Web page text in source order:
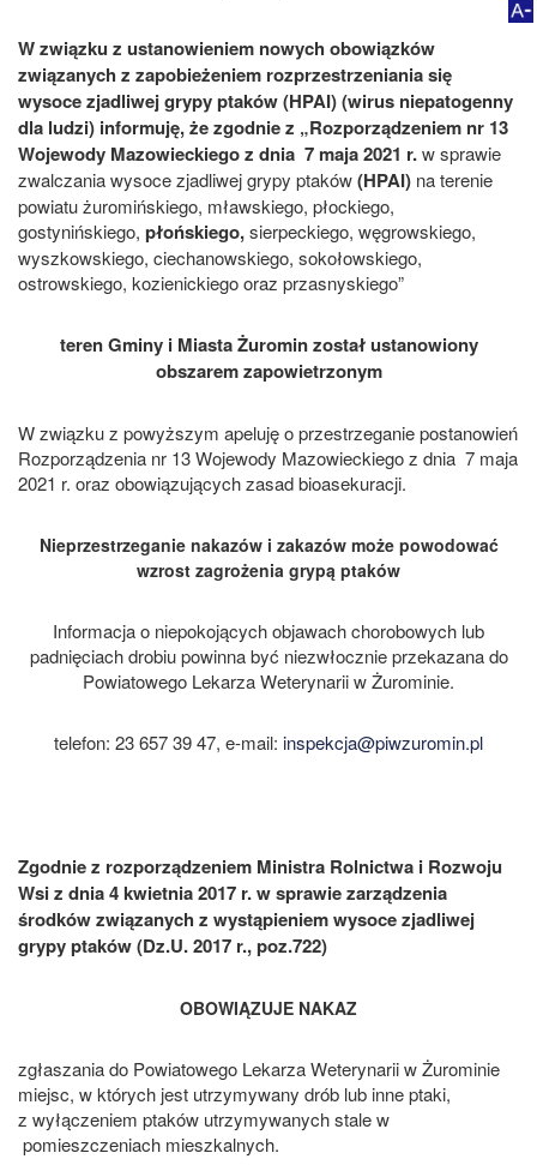
W związku z ustanowieniem nowych obowiązków
związanych z zapobieżeniem rozprzestrzeniania się
wysoce zjadliwej grypy ptaków (HPAI) (wirus niepatogenny
dla ludzi) informuję, że zgodnie z „Rozporządzeniem nr 13
Wojewody Mazowieckiego z dnia 7 maja 2021 r.w sprawie
zwalczania wysoce zjadliwej grypy ptaków(HPAI) na terenie
powiatu żuromińskiego, mławskiego, płockiego,
gostynińskiego, płońskiego,sierpeckiego, węgrowskiego,
wyszkowskiego, ciechanowskiego, sokołowskiego,
ostrowskiego, kozienickiego oraz przasnyskiego”
teren Gminy i Miasta Żuromin został ustanowiony
obszarem zapowietrzonym
W związku z powyższym apeluję o przestrzeganie postanowień
Rozporządzenia nr 13 Wojewody Mazowieckiego z dnia 7 maja
2021 r. oraz obowiązujących zasad bioasekuracji.
Nieprzestrzeganie nakazów i zakazów może powodować
wzrost zagrożenia grypą ptaków
Informacja o niepokojących objawach chorobowych lub
padnięciach drobiu powinna być niezwłocznie przekazana do
Powiatowego Lekarza Weterynarii w Żurominie.
telefon: 23 657 39 47, e-mail: inspekcja@piwzuromin.pl
Zgodnie z rozporządzeniem Ministra Rolnictwa i Rozwoju
Wsi z dnia 4 kwietnia 2017 r. w sprawie zarządzenia
środków związanych z wystąpieniem wysoce zjadliwej
grypy ptaków (Dz.U. 2017 r., poz.722)
OBOWIĄZUJE NAKAZ
zgłaszania do Powiatowego Lekarza Weterynarii w Żurominie
miejsc, w których jest utrzymywany drób lub inne ptaki,
z wyłączeniem ptaków utrzymywanych stale w
pomieszczeniach mieszkalnych.